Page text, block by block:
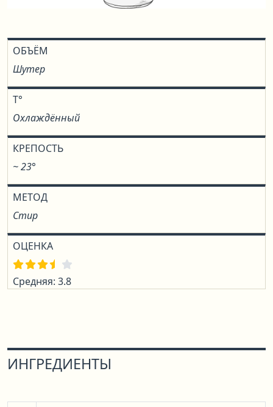
ОБЪЁМ
Шутер
T°
Охлаждённый
КРЕПОСТЬ
~ 23°
МЕТОД
Стир
ОЦЕНКА
Средняя: 3.8
ИНГРЕДИЕНТЫ